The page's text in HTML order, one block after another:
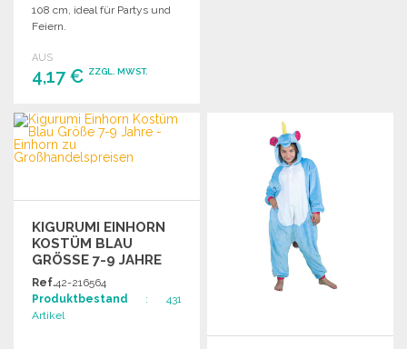
108 cm, ideal für Partys und
Feiern.
AUS
4,17 € ZZGL. MWST.
BESTELLEN
Angebot anfordern
KIGURUMI EINHORN
KOSTÜM BLAU
GRÖSSE 7-9 JAHRE
Ref.42-216564
Produktbestand : 431
Artikel